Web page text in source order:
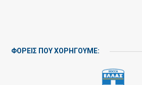
ΦΟΡΕΙΣ ΠΟΥ ΧΟΡΗΓΟΥΜΕ: